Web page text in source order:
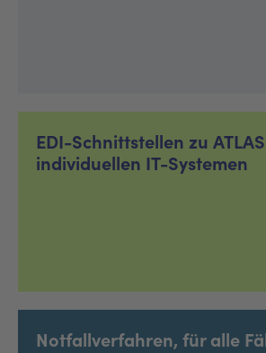
EDI-Schnittstellen zu
individuellen IT-Systemen
Notfallverfahren, für alle